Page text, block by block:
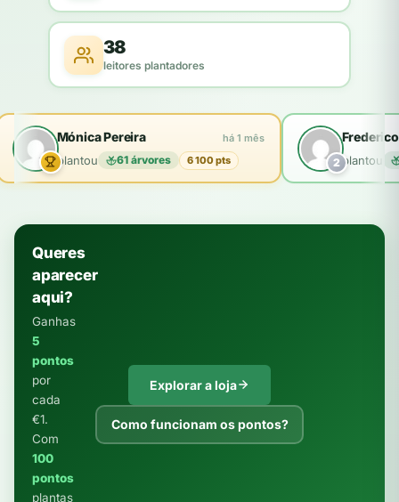
38
leitores plantadores
Mónica Pereira há 1 mês
plantou 61 árvores 6 100 pts 2plantou
Queres
aparecer
aqui?
Ganhas
5
pontos
por
cada
€1.
Com
100
pontos
plantas
Explorar a loja
Como funcionam os pontos?